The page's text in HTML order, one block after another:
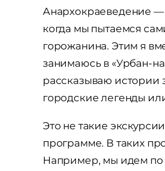
Анархокраеведение —
когда мы пытаемся
горожанина. Этим я
занимаюсь в «Урбан-
рассказываю
городские легенды
Это не такие
программе. В таких
Например, мы идем по